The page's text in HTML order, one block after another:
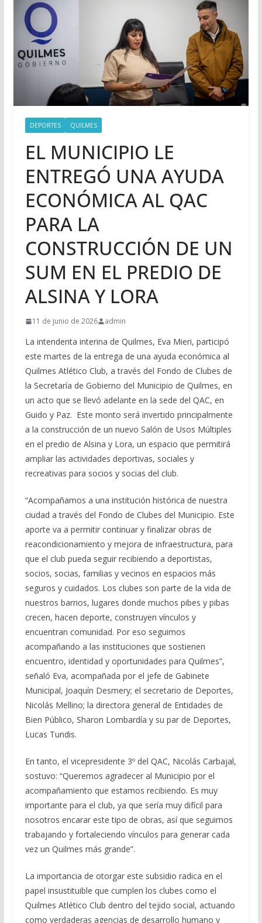
DEPORTES QUILMES
EL MUNICIPIO LE
ENTREGÓ UNA AYUDA
ECONÓMICA AL QAC
PARA LA
CONSTRUCCIÓN DE UN
SUM EN EL PREDIO DE
ALSINA Y LORA
11 de junio de 2026 admin
La intendenta interina de Quilmes, Eva Mieri, participó
este martes de la entrega de una ayuda económica al
Quilmes Atlético Club, a través del Fondo de Clubes de
la Secretaría de Gobierno del Municipio de Quilmes, en
un acto que se llevó adelante en la sede del QAC, en
Guido y Paz. Este monto será invertido principalmente
a la construcción de un nuevo Salón de Usos Múltiples
en el predio de Alsina y Lora, un espacio que permitirá
ampliar las actividades deportivas, sociales y
recreativas para socios y socias del club.
“Acompañamos a una institución histórica de nuestra
ciudad a través del Fondo de Clubes del Municipio. Este
aporte va a permitir continuar y finalizar obras de
reacondicionamiento y mejora de infraestructura, para
que el club pueda seguir recibiendo a deportistas,
socios, socias, familias y vecinos en espacios más
seguros y cuidados. Los clubes son parte de la vida de
nuestros barrios, lugares donde muchos pibes y pibas
crecen, hacen deporte, construyen vínculos y
encuentran comunidad. Por eso seguimos
acompañando a las instituciones que sostienen
encuentro, identidad y oportunidades para Quilmes”,
señaló Eva, acompañada por el jefe de Gabinete
Municipal, Joaquín Desmery; el secretario de Deportes,
Nicolás Mellino; la directora general de Entidades de
Bien Público, Sharon Lombardía y su par de Deportes,
Lucas Tundis.
En tanto, el vicepresidente 3º del QAC, Nicolás Carbajal,
sostuvo: “Queremos agradecer al Municipio por el
acompañamiento que estamos recibiendo. Es muy
importante para el club, ya que sería muy difícil para
nosotros encarar este tipo de obras, así que seguimos
trabajando y fortaleciendo vínculos para generar cada
vez un Quilmes más grande”.
La importancia de otorgar este subsidio radica en el
papel insustituible que cumplen los clubes como el
Quilmes Atlético Club dentro del tejido social, actuando
como verdaderas agencias de desarrollo humano y